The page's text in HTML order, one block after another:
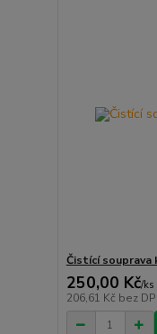
Čistící souprava
250,00 Kč/ks
206,61 Kč bez